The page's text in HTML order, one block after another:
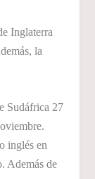
Inglaterra
la
Sudáfrica 27
inglés en
Además de